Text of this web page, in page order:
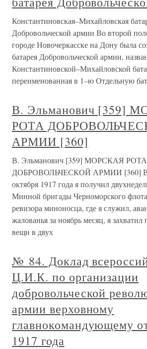
Константиновская–Михайловская
Добровольческой армии Во второй
городе Новочеркасске на Дону была
батарея Добровольческой армии,
Константиновской–Михайловской
переименованная в 1–ю Отдельную
В. Эльманович [359]
РОТА
АРМИИ [360]
В. Эльманович [359] МОРСКАЯ РОТА
ДОБРОВОЛЬЧЕСКОЙ АРМИИ [360] В
октября 1917 года я получил
Минной бригады Черноморского
ревизора миноносца, где я служил,
жалованья за ноябрь месяц, я захватил
вещи в двух
№ 84. Доклад
Ц.И.К. по организации
добровольческой
армии верховному
главнокомандующему
1917 года